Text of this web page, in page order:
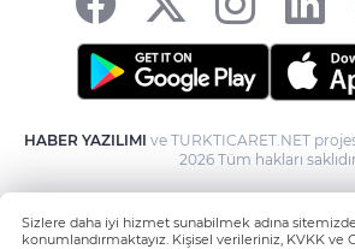
HABER YAZILIMI ve TURKTICARET.NET
2026 Tüm hakları
Sizlere daha iyi hizmet sunabilmek adına
konumlandırmaktayız. Kişisel verileriniz, KVKK ve